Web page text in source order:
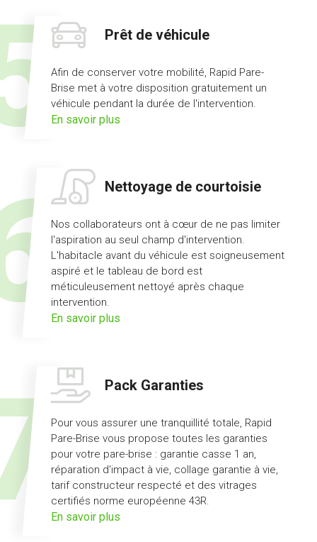
offert
Prêt de véhicule
Afin de conserver votre mobilité, Rapid Pare-
Brise met à votre disposition gratuitement un
véhicule pendant la durée de l'intervention.
En savoir plus
véhicule
Nettoyage de courtoisie
Nos collaborateurs ont à cœur de ne pas limiter
l'aspiration au seul champ d'intervention.
L'habitacle avant du véhicule est soigneusement
aspiré et le tableau de bord est
méticuleusement nettoyé après chaque
intervention.
En savoir plus
courtoisie
Pack Garanties
Pour vous assurer une tranquillité totale, Rapid
Pare-Brise vous propose toutes les garanties
pour votre pare-brise : garantie casse 1 an,
réparation d'impact à vie, collage garantie à vie,
tarif constructeur respecté et des vitrages
certifiés norme européenne 43R.
En savoir plus